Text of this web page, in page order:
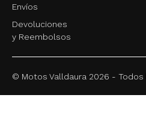
Envíos
Devoluciones
y Reembolsos
© Motos Valldaura 2026 -